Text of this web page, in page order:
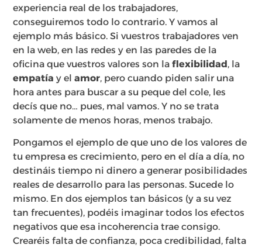
experiencia real de los trabajadores,
conseguiremos todo lo contrario. Y vamos al
ejemplo más básico. Si vuestros trabajadores ven
en la web, en las redes y en las paredes de la
oficina que vuestros valores son laflexibilidad, la
empatía y elamor, pero cuando piden salir una
hora antes para buscar a su peque del cole, les
decís que no… pues, mal vamos. Y no se trata
solamente de menos horas, menos trabajo.
Pongamos el ejemplo de que uno de los valores de
tu empresa es crecimiento, pero en el día a día, no
destináis tiempo ni dinero a generar posibilidades
reales de desarrollo para las personas. Sucede lo
mismo. En dos ejemplos tan básicos (y a su vez
tan frecuentes), podéis imaginar todos los efectos
negativos que esa incoherencia trae consigo.
Crearéis falta de confianza, poca credibilidad, falta